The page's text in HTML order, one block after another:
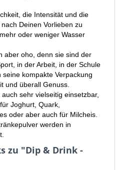
die Intensität und die
Deinen Vorlieben zu
oder weniger Wasser
aber oho, denn sie sind der
in der Arbeit, in der Schule
kompakte Verpackung
und überall Genuss.
sehr vielseitig einsetzbar,
Joghurt, Quark,
oder aber auch für Milcheis.
werden in
zu "Dip & Drink -